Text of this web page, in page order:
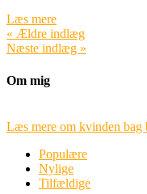
Læs mere
« Ældre indlæg
Næste indlæg »
Om mig
Læs mere om kvinden bag
Populære
Nylige
Tilfældige